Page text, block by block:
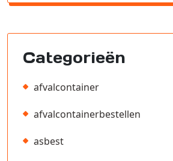
Categorieën
afvalcontainer
afvalcontainerbestellen
asbest